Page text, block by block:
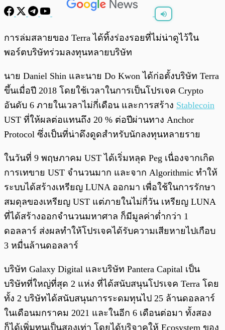
0:00/0:00
การล่มสลายของ Terra ได้ทิ้งร่องรอยที่ไม่น่าดูไว้ใน
พอร์ตบริษัทร่วมลงทุนหลายบริษัท
นาย Daniel Shin และนาย Do Kwon ได้ก่อตั้งบริษัท Terra
ขึ้นเมื่อปี 2018 โดยใช้เวลาในการเป็นโปรเจค Crypto
อันดับ 6 ภายในเวลาไม่กี่เดือน และการสร้าง Stablecoin
UST ที่ให้ผลต่อแทนถึง 20 % ต่อปีผ่านทาง Anchor
Protocol ซึ่งเป็นที่น่าดึงดูดสำหรับนักลงทุนหลายราย
ในวันที่ 9 พฤษภาคม UST ได้เริ่มหลุด Peg เนื่องจากเกิด
การเทขาย UST จำนวนมาก และจาก Algorithmic ทำให้
ระบบได้สร้างเหรียญ LUNA ออกมา เพื่อใช้ในการรักษา
สมดุลของเหรียญ UST แต่ภายในไม่กี่วัน เหรียญ LUNA
ที่ได้สร้างออกจำนวนมหาศาล ก็มีมูลค่าต่ำกว่า 1
ดอลลาร์ ส่งผลทำให้โปรเจคได้รับความเสียหายไปเกือบ
3 หมื่นล้านดอลลาร์
บริษัท Galaxy Digital และบริษัท Pantera Capital เป็น
บริษัทที่ใหญ่ที่สุด 2 แห่ง ที่ได้สนับสนุนโปรเจค Terra โดย
ทั้ง 2 บริษัทได้สนับสนุนการระดมทุนไป 25 ล้านดอลลาร์
ในเดือนมกราคม 2021 และในอีก 6 เดือนต่อมา ทั้งสอง
ก็ได้เพิ่มทุนเป็นสองเท่า โดยได้บริจาคให้ Ecosystem ของ